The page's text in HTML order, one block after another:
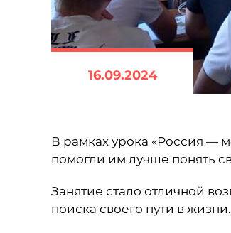
16.09.2024
В рамках урока «Россия —
помогли им лучше понять
Занятие стало отличной
поиска своего пути в жизни.